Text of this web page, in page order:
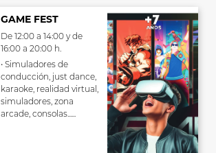
GAME FEST
De 12:00 a 14:00 y de
16:00 a 20:00 h.
• Simuladores de
conducción, just dance,
karaoke, realidad virtual,
simuladores, zona
arcade, consolas......